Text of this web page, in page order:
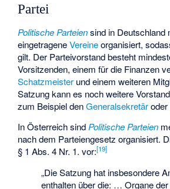
Partei
Politische Parteiensind in Deutschland
eingetrageneVereineorganisiert,
gilt. Der Parteivorstand besteht
Vorsitzenden, einem für die Finanzen
Schatzmeister und einem weiteren
Satzung kann es noch weitere
zum Beispiel denGeneralsekretäroder
In Österreich sind Politische Parteien
nach dem Parteiengesetz organisiert.
§ 1 Abs. 4 Nr. 1. vor:[19]
„Die Satzung hat insbesondere
enthalten über die: … Organe